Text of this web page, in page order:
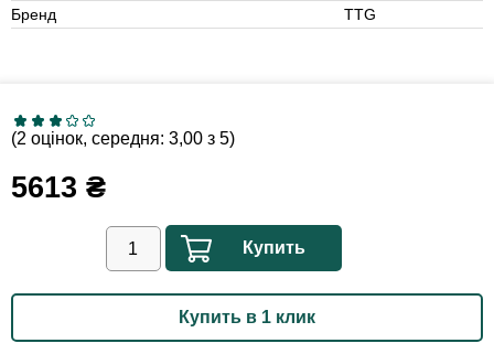
Бренд
TTG
(2 оцінок, середня: 3,00 з 5)
5613 ₴
Купить
Купить в 1 клик